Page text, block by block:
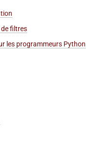
filtres
les programmeurs Python